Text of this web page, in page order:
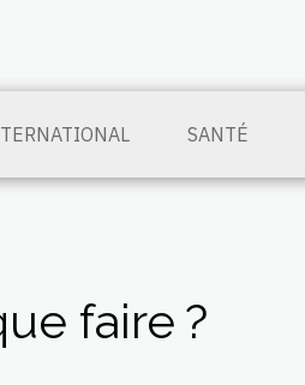
SANTÉ
faire ?